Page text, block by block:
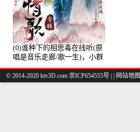
(0)谁种下的相思毒在线听(原
唱是音乐走廊/歌一生)，小群
演唱点播:8975次
© 2014-2020 ktv3D.com 京ICP654555号 | 网站地图